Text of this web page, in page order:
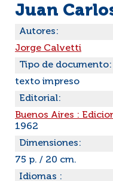
Juan
Autores:
Jorge Calvetti
Tipo de documento:
texto impreso
Editorial:
Buenos Aires :
1962
Dimensiones:
75 p. / 20 cm.
Idiomas :